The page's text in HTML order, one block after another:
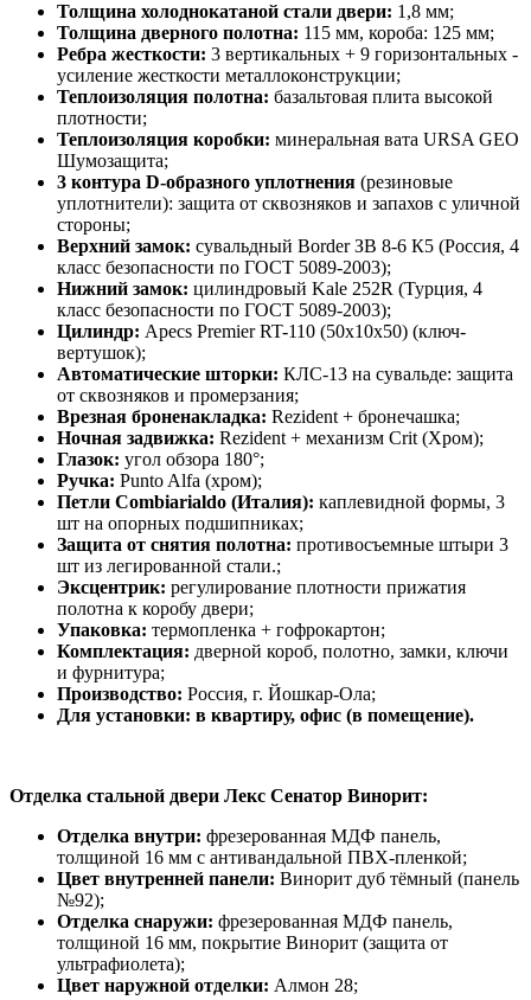
Толщина холоднокатаной стали двери: 1,8 мм;
Толщина дверного полотна: 115 мм, короба: 125 мм;
Ребра жесткости: 3 вертикальных + 9 горизонтальных -
усиление жесткости металлоконструкции;
Теплоизоляция полотна: базальтовая плита высокой
плотности;
Теплоизоляция коробки: минеральная вата URSA GEO
Шумозащита;
3 контура D-образного уплотнения (резиновые
уплотнители): защита от сквозняков и запахов с уличной
стороны;
Верхний замок: сувальдный Border ЗВ 8-6 К5 (Россия, 4
класс безопасности по ГОСТ 5089-2003);
Нижний замок: цилиндровый Kale 252R (Турция, 4
класс безопасности по ГОСТ 5089-2003);
Цилиндр: Apecs Premier RT-110 (50х10х50) (ключ-
вертушок);
Автоматические шторки: КЛС-13 на сувальде: защита
от сквозняков и промерзания;
Врезная броненакладка: Rezident + бронечашка;
Ночная задвижка: Rezident + механизм Crit (Хром);
Глазок: угол обзора 180°;
Ручка: Punto Alfa (хром);
Петли Combiarialdo (Италия): каплевидной формы, 3
шт на опорных подшипниках;
Защита от снятия полотна: противосъемные штыри 3
шт из легированной стали.;
Эксцентрик: регулирование плотности прижатия
полотна к коробу двери;
Упаковка: термопленка + гофрокартон;
Комплектация: дверной короб, полотно, замки, ключи
и фурнитура;
Производство: Россия, г. Йошкар-Ола;
Для установки: в квартиру, офис (в помещение).
Отделка стальной двери Лекс Сенатор Винорит:
Отделка внутри: фрезерованная МДФ панель,
толщиной 16 мм с антивандальной ПВХ-пленкой;
Цвет внутренней панели: Винорит дуб тёмный (панель
№92);
Отделка снаружи: фрезерованная МДФ панель,
толщиной 16 мм, покрытие Винорит (защита от
ультрафиолета);
Цвет наружной отделки: Алмон 28;